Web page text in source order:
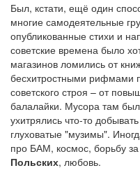
Был, кстати, ещё один
многие самодеятельные
опубликованные стихи и
советские времена было
магазинов ломились от
бесхитростными рифмами
советского строя – от
балалайки. Мусора там
ухитрялись что-то
глуховатые "музимы".
про БАМ, космос, борьбу
Польских, любовь.